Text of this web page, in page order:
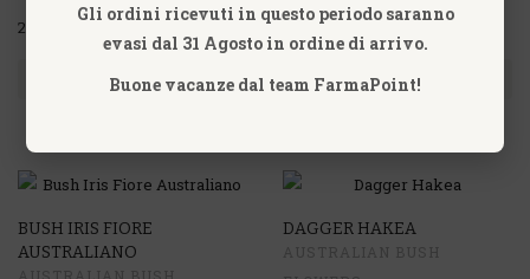
24,90€
ACQUISTA
24,90€
ACQUISTA
BUSH IRIS FIORE
AUSTRALIANO
DAGGER HAKEA
Gli ordini ricevuti in questo periodo saranno
evasi dal 31 Agosto in ordine di arrivo.
Buone vacanze dal team FarmaPoint!